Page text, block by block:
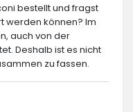
bestellt und fragst
werden können? Im
auch von der
Deshalb ist es nicht
zu fassen.